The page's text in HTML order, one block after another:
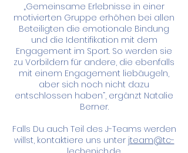
„Gemeinsame Erlebnisse in einer
motivierten Gruppe erhöhen bei allen
Beteiligten die emotionale Bindung
und die Identifikation mit dem
Engagement im Sport. So werden sie
zu Vorbildern für andere, die ebenfalls
mit einem Engagement liebäugeln,
aber sich noch nicht dazu
entschlossen haben“, ergänzt Natalie
Berner.
Falls Du auch Teil des J-Teams werden
willst, kontaktiere uns unter jteam@tc-